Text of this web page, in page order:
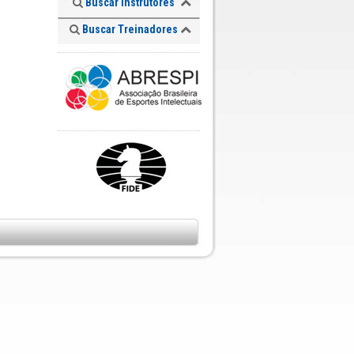
Buscar Treinadores